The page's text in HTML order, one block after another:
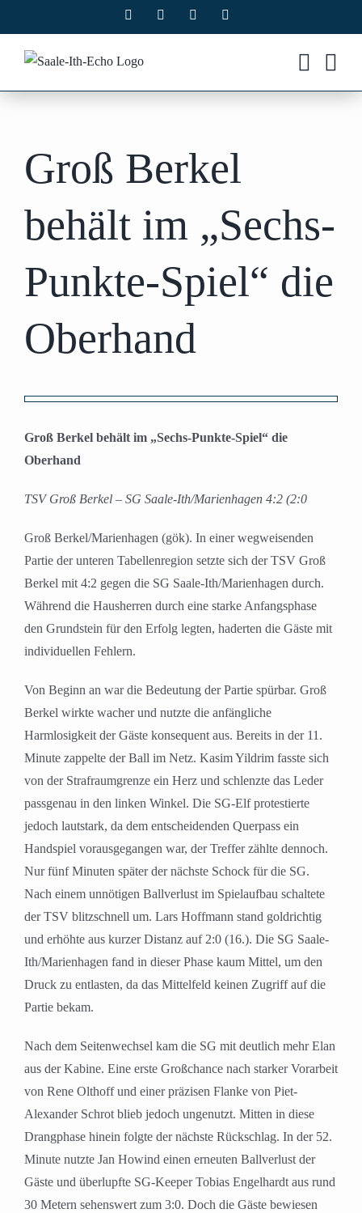
Inhalt
springen
Facebook Instagram
Groß Berkel
behält im „Sechs-
Punkte-Spiel“ die
Oberhand
grösseres
Bild
Groß Berkel behält im „Sechs-Punkte-Spiel“ die
Oberhand
TSV Groß Berkel – SG Saale-Ith/Marienhagen 4:2 (2:0
Groß Berkel/Marienhagen (gök). In einer wegweisenden
Partie der unteren Tabellenregion setzte sich der TSV Groß
Berkel mit 4:2 gegen die SG Saale-Ith/Marienhagen durch.
Während die Hausherren durch eine starke Anfangsphase
den Grundstein für den Erfolg legten, haderten die Gäste mit
individuellen Fehlern.
Von Beginn an war die Bedeutung der Partie spürbar. Groß
Berkel wirkte wacher und nutzte die anfängliche
Harmlosigkeit der Gäste konsequent aus. Bereits in der 11.
Minute zappelte der Ball im Netz. Kasim Yildrim fasste sich
von der Strafraumgrenze ein Herz und schlenzte das Leder
passgenau in den linken Winkel. Die SG-Elf protestierte
jedoch lautstark, da dem entscheidenden Querpass ein
Handspiel vorausgegangen war, der Treffer zählte dennoch.
Nur fünf Minuten später der nächste Schock für die SG.
Nach einem unnötigen Ballverlust im Spielaufbau schaltete
der TSV blitzschnell um. Lars Hoffmann stand goldrichtig
und erhöhte aus kurzer Distanz auf 2:0 (16.). Die SG Saale-
Ith/Marienhagen fand in dieser Phase kaum Mittel, um den
Druck zu entlasten, da das Mittelfeld keinen Zugriff auf die
Partie bekam.
Nach dem Seitenwechsel kam die SG mit deutlich mehr Elan
aus der Kabine. Eine erste Großchance nach starker Vorarbeit
von Rene Olthoff und einer präzisen Flanke von Piet-
Alexander Schrot blieb jedoch ungenutzt. Mitten in diese
Drangphase hinein folgte der nächste Rückschlag. In der 52.
Minute nutzte Jan Howind einen erneuten Ballverlust der
Gäste und überlupfte SG-Keeper Tobias Engelhardt aus rund
30 Metern sehenswert zum 3:0. Doch die Gäste bewiesen